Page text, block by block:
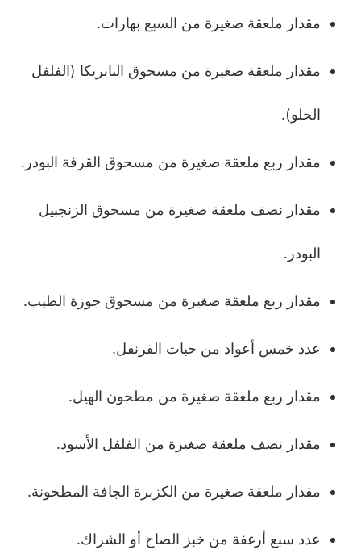
مقدار ملعقة صغيرة من السبع بهارات.
مقدار ملعقة صغيرة من مسحوق البابريكا (الفلفل
الحلو).
مقدار ربع ملعقة صغيرة من مسحوق القرفة البودر.
مقدار نصف ملعقة صغيرة من مسحوق الزنجبيل
البودر.
مقدار ربع ملعقة صغيرة من مسحوق جوزة الطيب.
عدد خمس أعواد من حبات القرنفل.
مقدار ربع ملعقة صغيرة من مطحون الهيل.
مقدار نصف ملعقة صغيرة من الفلفل الأسود.
مقدار ملعقة صغيرة من الكزبرة الجافة المطحونة.
عدد سبع أرغفة من خبز الصاج أو الشراك.